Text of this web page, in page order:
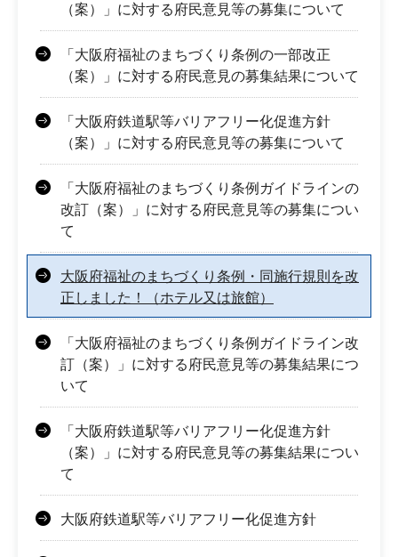
（案）」に対する府民意見等の募集について
「大阪府福祉のまちづくり条例の一部改正
（案）」に対する府民意見の募集結果について
「大阪府鉄道駅等バリアフリー化促進方針
（案）」に対する府民意見等の募集について
「大阪府福祉のまちづくり条例ガイドラインの
改訂（案）」に対する府民意見等の募集につい
て
大阪府福祉のまちづくり条例・同施行規則を改
正しました！（ホテル又は旅館）
「大阪府福祉のまちづくり条例ガイドライン改
訂（案）」に対する府民意見等の募集結果につ
いて
「大阪府鉄道駅等バリアフリー化促進方針
（案）」に対する府民意見等の募集結果につい
て
大阪府鉄道駅等バリアフリー化促進方針